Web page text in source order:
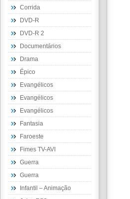
Corrida
DVD-R
DVD-R 2
Documentários
Drama
Épico
Evangélicos
Evangélicos
Evangélicos
Fantasia
Faroeste
Fimes TV-AVI
Guerra
Guerra
Infantil – Animação